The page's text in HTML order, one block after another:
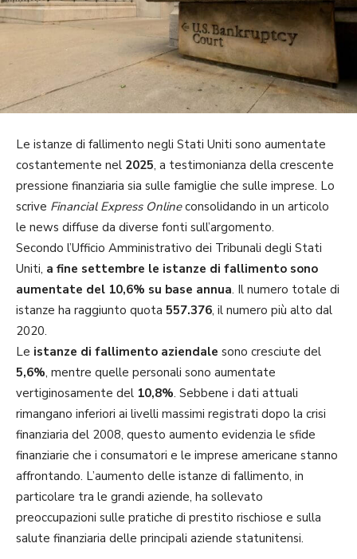
Le istanze di fallimento negli Stati Uniti sono aumentate
costantemente nel 2025, a testimonianza della crescente
pressione finanziaria sia sulle famiglie che sulle imprese. Lo
scrive Financial Express Onlineconsolidando in un articolo
le news diffuse da diverse fonti sull’argomento.
Secondo l’Ufficio Amministrativo dei Tribunali degli Stati
Uniti, a fine settembre le istanze di fallimento sono
aumentate del 10,6% su base annua. Il numero totale di
istanze ha raggiunto quota 557.376, il numero più alto dal
2020.
Le istanze di fallimento aziendale sono cresciute del
5,6%, mentre quelle personali sono aumentate
vertiginosamente del 10,8%. Sebbene i dati attuali
rimangano inferiori ai livelli massimi registrati dopo la crisi
finanziaria del 2008, questo aumento evidenzia le sfide
finanziarie che i consumatori e le imprese americane stanno
affrontando. L’aumento delle istanze di fallimento, in
particolare tra le grandi aziende, ha sollevato
preoccupazioni sulle pratiche di prestito rischiose e sulla
salute finanziaria delle principali aziende statunitensi.